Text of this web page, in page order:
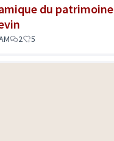
du patrimoine
2 5